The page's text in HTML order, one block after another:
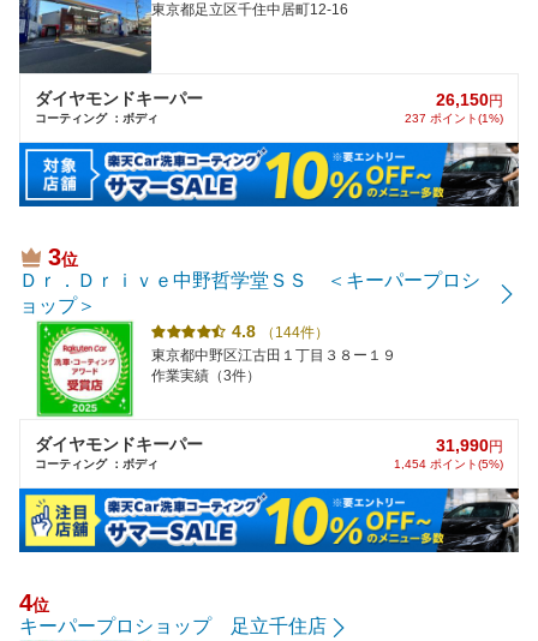
東京都足立区千住中居町12-16
ダイヤモンドキーパー
コーティング ：ボディ
26,150円
237 ポイント(1%)
3位
Ｄｒ．Ｄｒｉｖｅ中野哲学堂ＳＳ ＜キーパープロシ
ョップ＞
4.8
（144件）
東京都中野区江古田１丁目３８ー１９
作業実績（3件）
ダイヤモンドキーパー
コーティング ：ボディ
31,990円
1,454 ポイント(5%)
4位
キーパープロショップ 足立千住店